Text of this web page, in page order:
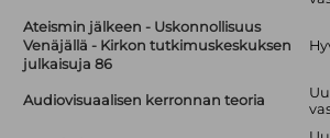
Ateismin jälkeen - Uskonnollisuus
Venäjällä - Kirkon tutkimuskeskuksen
julkaisuja 86
Audiovisuaalisen kerronnan teoria